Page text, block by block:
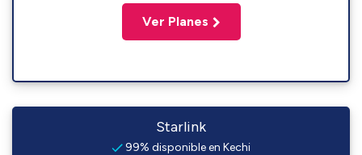
Ver Planes
Starlink
99% disponible en Kechi